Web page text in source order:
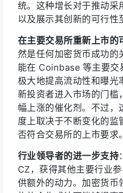
统。这种增长对于推动采
以及展示其创新的可行性
在主要交易所重新上市的
然是任何加密货币成功的
能在 Coinbase 等主要交
极大地提高流动性和曝光
新投资者进入市场的门槛
幅上涨的催化剂。不过，
度上取决于不断变化的监
否符合交易所的上市要求。
行业领导者的进一步支持
CZ，获得其他主要行业
供额外的动力。加密货币